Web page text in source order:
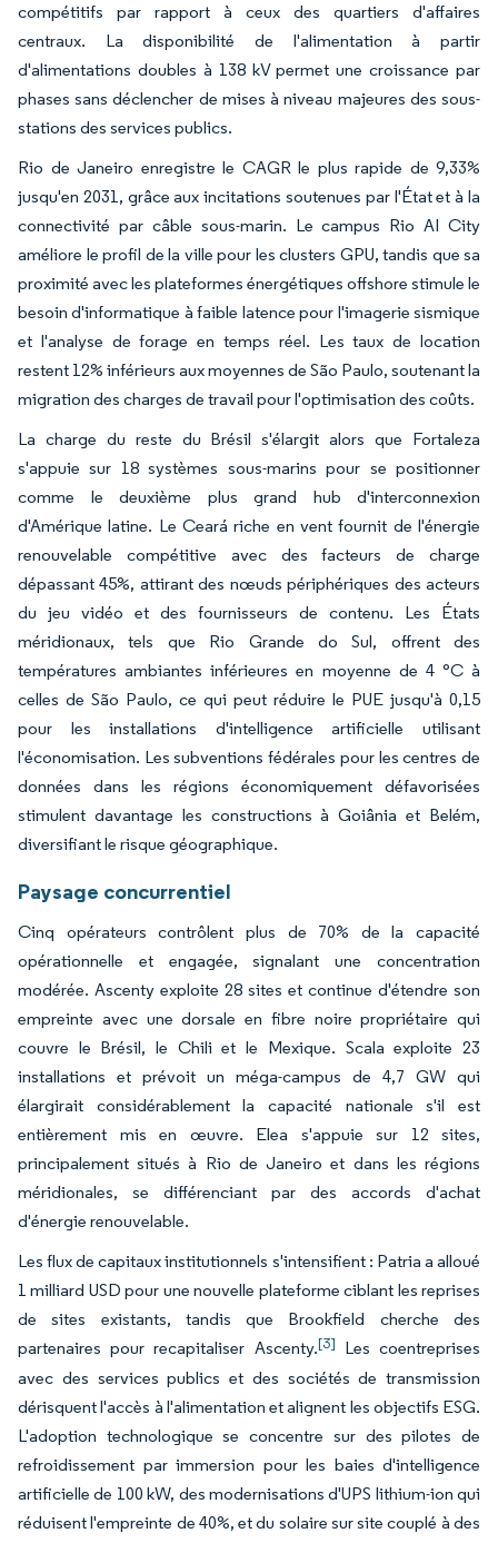
compétitifs par rapport à ceux des quartiers d'affaires
centraux. La disponibilité de l'alimentation à partir
d'alimentations doubles à 138 kV permet une croissance par
phases sans déclencher de mises à niveau majeures des sous-
stations des services publics.
Rio de Janeiro enregistre le CAGR le plus rapide de 9,33%
jusqu'en 2031, grâce aux incitations soutenues par l'État et à la
connectivité par câble sous-marin. Le campus Rio AI City
améliore le profil de la ville pour les clusters GPU, tandis que sa
proximité avec les plateformes énergétiques offshore stimule le
besoin d'informatique à faible latence pour l'imagerie sismique
et l'analyse de forage en temps réel. Les taux de location
restent 12% inférieurs aux moyennes de São Paulo, soutenant la
migration des charges de travail pour l'optimisation des coûts.
La charge du reste du Brésil s'élargit alors que Fortaleza
s'appuie sur 18 systèmes sous-marins pour se positionner
comme le deuxième plus grand hub d'interconnexion
d'Amérique latine. Le Ceará riche en vent fournit de l'énergie
renouvelable compétitive avec des facteurs de charge
dépassant 45%, attirant des nœuds périphériques des acteurs
du jeu vidéo et des fournisseurs de contenu. Les États
méridionaux, tels que Rio Grande do Sul, offrent des
températures ambiantes inférieures en moyenne de 4 °C à
celles de São Paulo, ce qui peut réduire le PUE jusqu'à 0,15
pour les installations d'intelligence artificielle utilisant
l'économisation. Les subventions fédérales pour les centres de
données dans les régions économiquement défavorisées
stimulent davantage les constructions à Goiânia et Belém,
diversifiant le risque géographique.
Paysage concurrentiel
Cinq opérateurs contrôlent plus de 70% de la capacité
opérationnelle et engagée, signalant une concentration
modérée. Ascenty exploite 28 sites et continue d'étendre son
empreinte avec une dorsale en fibre noire propriétaire qui
couvre le Brésil, le Chili et le Mexique. Scala exploite 23
installations et prévoit un méga-campus de 4,7 GW qui
élargirait considérablement la capacité nationale s'il est
entièrement mis en œuvre. Elea s'appuie sur 12 sites,
principalement situés à Rio de Janeiro et dans les régions
méridionales, se différenciant par des accords d'achat
d'énergie renouvelable.
Les flux de capitaux institutionnels s'intensifient : Patria a alloué
1 milliard USD pour une nouvelle plateforme ciblant les reprises
de sites existants, tandis que Brookfield cherche des
partenaires pour recapitaliser Ascenty.[3] Les coentreprises
avec des services publics et des sociétés de transmission
dérisquent l'accès à l'alimentation et alignent les objectifs ESG.
L'adoption technologique se concentre sur des pilotes de
refroidissement par immersion pour les baies d'intelligence
artificielle de 100 kW, des modernisations d'UPS lithium-ion qui
réduisent l'empreinte de 40%, et du solaire sur site couplé à des